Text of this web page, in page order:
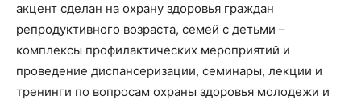
акцент сделан на охрану здоровья граждан
репродуктивного возраста, семей с детьми –
комплексы профилактических мероприятий и
проведение диспансеризации, семинары, лекции и
тренинги по вопросам охраны здоровья молодежи и